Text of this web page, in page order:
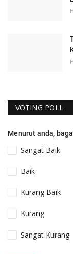
VOTING POLL
Menurut anda,
Sangat Baik
Baik
Kurang Baik
Kurang
Sangat Kurang